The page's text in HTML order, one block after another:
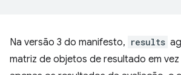
Na versão 3 do manifesto, results
matriz de objetos de resultado em